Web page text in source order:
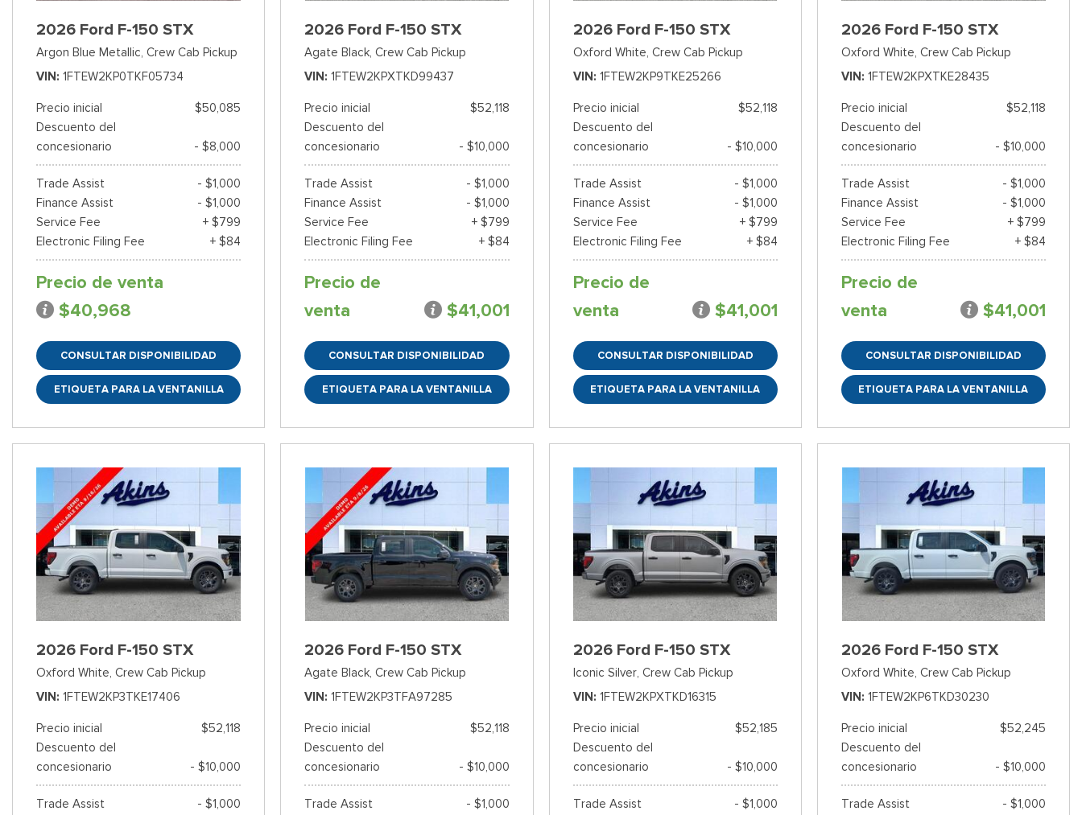
2026 Ford F-150 STX
Argon Blue Metallic, Crew Cab Pickup
VIN
1FTEW2KP0TKF05734
Precio inicial
$50,085
Descuento del
concesionario
- $8,000
Trade Assist
- $1,000
Finance Assist
- $1,000
Service Fee
+ $799
Electronic Filing Fee
+ $84
Precio de venta
$40,968
CONSULTAR DISPONIBILIDAD
ETIQUETA PARA LA VENTANILLA
2026 Ford F-150 STX
Agate Black, Crew Cab Pickup
VIN
1FTEW2KPXTKD99437
Precio inicial
$52,118
Descuento del
concesionario
- $10,000
Trade Assist
- $1,000
Finance Assist
- $1,000
Service Fee
+ $799
Electronic Filing Fee
+ $84
Precio de
venta
$41,001
CONSULTAR DISPONIBILIDAD
ETIQUETA PARA LA VENTANILLA
2026 Ford F-150 STX
Oxford White, Crew Cab Pickup
VIN
1FTEW2KP9TKE25266
Precio inicial
$52,118
Descuento del
concesionario
- $10,000
Trade Assist
- $1,000
Finance Assist
- $1,000
Service Fee
+ $799
Electronic Filing Fee
+ $84
Precio de
venta
$41,001
CONSULTAR DISPONIBILIDAD
ETIQUETA PARA LA VENTANILLA
2026 Ford F-150 STX
Oxford White, Crew Cab Pickup
VIN
1FTEW2KPXTKE28435
Precio inicial
$52,118
Descuento del
concesionario
- $10,000
Trade Assist
- $1,000
Finance Assist
- $1,000
Service Fee
+ $799
Electronic Filing Fee
+ $84
Precio de
venta
$41,001
CONSULTAR DISPONIBILIDAD
ETIQUETA PARA LA VENTANILLA
2026 Ford F-150 STX
Oxford White, Crew Cab Pickup
VIN 1FTEW2KP3TKE17406
Precio inicial
$52,118
Descuento del
concesionario
- $10,000
Trade Assist
- $1,000
2026 Ford F-150 STX
Agate Black, Crew Cab Pickup
VIN 1FTEW2KP3TFA97285
Precio inicial
$52,118
Descuento del
concesionario
- $10,000
Trade Assist
- $1,000
2026 Ford F-150 STX
Iconic Silver, Crew Cab Pickup
VIN 1FTEW2KPXTKD16315
Precio inicial
$52,185
Descuento del
concesionario
- $10,000
Trade Assist
- $1,000
2026 Ford F-150 STX
Oxford White, Crew Cab Pickup
VIN 1FTEW2KP6TKD30230
Precio inicial
$52,245
Descuento del
concesionario
- $10,000
Trade Assist
- $1,000